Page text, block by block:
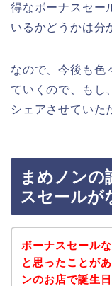
得なボーナスセー
いるかどうかは分
なので、今後も色
ていくので、もし
シェアさせていた
まめノンの
スセールが
ボーナスセール
と思ったことが
ンのお店で誕生